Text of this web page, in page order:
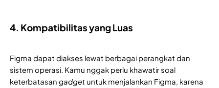
4. Kompatibilitas yang Luas
Figma dapat diakses lewat berbagai perangkat dan
sistem operasi. Kamu nggak perlu khawatir soal
keterbatasan gadget untuk menjalankan Figma, karena